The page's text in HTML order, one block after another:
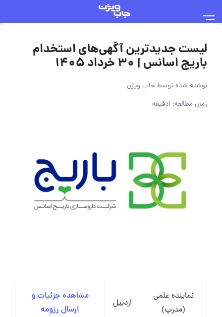
لیست جدیدترین آگهی‌های استخدام
باریج اسانس | ۳۰ خرداد ۱۴۰۵
نوشته شده توسطجاب ویژن
زمان مطالعه: 1دقیقه
نماینده علمی
(مدرپ)
اردبیل
مشاهده جزئیات و
ارسال رزومه